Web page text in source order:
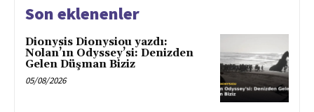
Son eklenenler
Dionysis Dionysiou yazdı:
Nolan’ın Odyssey’si: Denizden
Gelen Düşman Biziz
05/08/2026